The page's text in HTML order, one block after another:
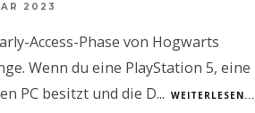
2023
Access-Phase von Hogwarts
Wenn du eine PlayStation 5, eine
PC besitzt und die D... WEITERLESEN...